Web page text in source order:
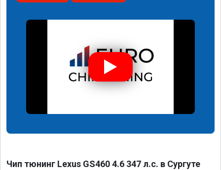
Чип тюнинг Lexus GS460 4.6 347 л.с. в Сургуте